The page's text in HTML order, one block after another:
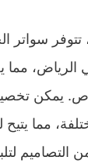
تتوفر سواتر
مما
يمكن
مما يتيح